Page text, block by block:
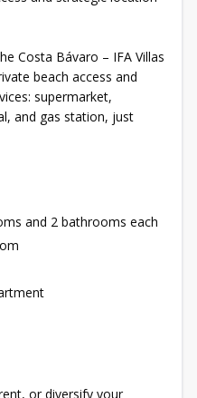
Costa Bávaro – IFA Villas
beach access and
supermarket,
and gas station, just
and 2 bathrooms each
or diversify your